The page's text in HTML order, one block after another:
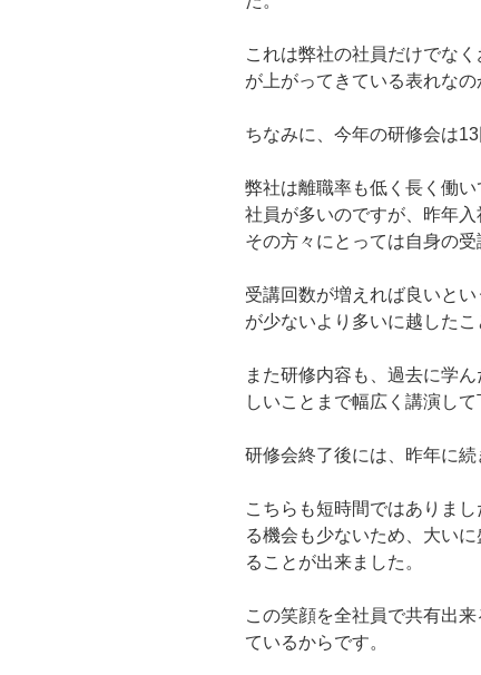
これは弊社の社員だけでな
が上がってきている表れなの
ちなみに、今年の研修会は13
弊社は離職率も低く長く働
社員が多いのですが、昨年
その方々にとっては自身の受
受講回数が増えれば良いと
が少ないより多いに越したこ
また研修内容も、過去に学
しいことまで幅広く講演し
研修会終了後には、昨年に続
こちらも短時間ではありま
る機会も少ないため、大い
ることが出来ました。
この笑顔を全社員で共有出
ているからです。